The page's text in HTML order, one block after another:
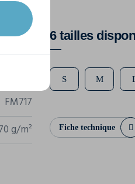
FM717
g/m²
6 tailles
S M
Fiche technique